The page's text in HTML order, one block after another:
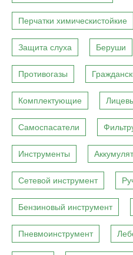
Перчатки химическистойкие
Защита слуха Беруши
Противогазы
Комплектующие
Самоспасатели
Инструменты
Сетевой инструмент
Бензиновый инструмент
Пневмоинструмент